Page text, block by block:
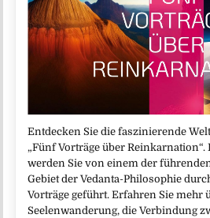
Entdecken Sie die faszinierende
„Fünf Vorträge über Reinkarnation“.
werden Sie von einem der
Gebiet der Vedanta-Philosophie
Vorträge geführt. Erfahren Sie mehr
Seelenwanderung, die Verbindung